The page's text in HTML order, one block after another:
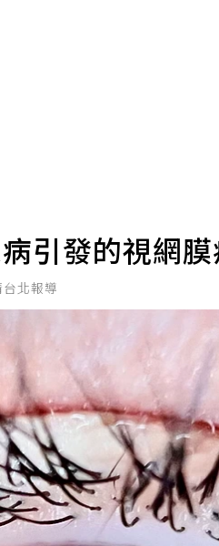
引發的視網
北報導